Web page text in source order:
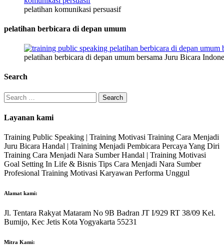
pelatihan komunikasi persuasif
pelatihan berbicara di depan umum
pelatihan berbicara di depan umum bersama Juru Bicara
Search
Search
for:
Layanan kami
Training Public Speaking | Training Motivasi Training Cara Menjadi
Juru Bicara Handal | Training Menjadi Pembicara Percaya Yang Diri
Training Cara Menjadi Nara Sumber Handal | Training Motivasi
Goal Setting In Life & Bisnis Tips Cara Menjadi Nara Sumber
Profesional Training Motivasi Karyawan Performa Unggul
Alamat kami:
Jl. Tentara Rakyat Mataram No 9B Badran JT I/929 RT 38/09 Kel.
Bumijo, Kec Jetis Kota Yogyakarta 55231
Mitra Kami: